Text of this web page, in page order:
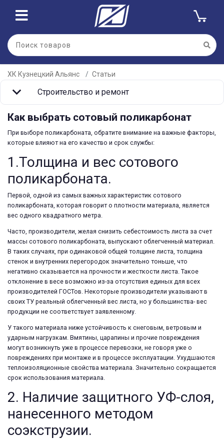
ХК Кузнецкий Альянс Статьи
Строительство и ремонт
Как выбрать сотовый поликарбонат
При выборе поликарбоната, обратите внимание на важные факторы,
которые влияют на его качество и срок службы:
1.Толщина и вес сотового
поликарбоната.
Первой, одной из самых важных характеристик сотового
поликарбоната, которая говорит о плотности материала, является
вес одного квадратного метра.
Часто, производители, желая снизить себестоимость листа за счет
массы сотового поликарбоната, выпускают облегченный материал.
В таких случаях, при одинаковой общей толщине листа, толщина
стенок и внутренних перегородок значительно тоньше, что
негативно сказывается на прочности и жесткости листа. Такое
отклонение в весе возможно из-за отсутствия единых для всех
производителей ГОСТов. Некоторые производители указывают в
своих ТУ реальный облегченный вес листа, но у большинства- вес
продукции не соответствует заявленному.
У такого материала ниже устойчивость к снеговым, ветровым и
ударным нагрузкам. Вмятины, царапины и прочие повреждения
могут возникнуть уже в процессе перевозки, не говоря уже о
повреждениях при монтаже и в процессе эксплуатации. Ухудшаются
теплоизоляционные свойства материала. Значительно сокращается
срок использования материала.
2. Наличие защитного УФ-слоя,
нанесенного методом
соэкструзии.